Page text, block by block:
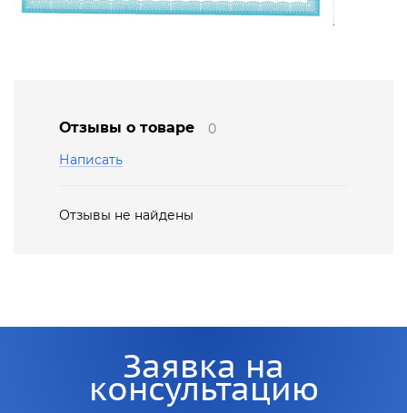
Отзывы о товаре
0
Написать
Отзывы не найдены
Заявка на
консультацию